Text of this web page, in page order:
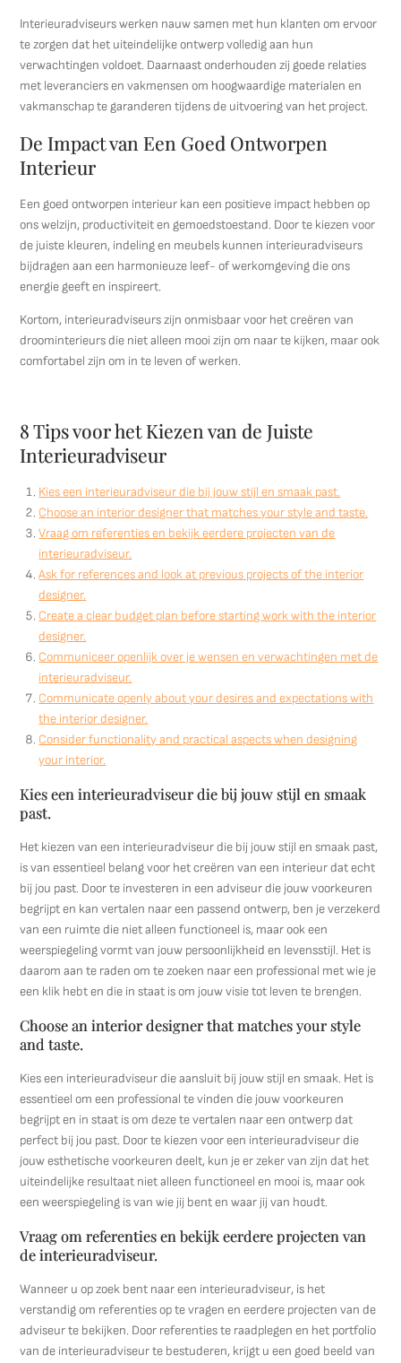
Interieuradviseurs werken nauw samen met hun klanten om ervoor
te zorgen dat het uiteindelijke ontwerp volledig aan hun
verwachtingen voldoet. Daarnaast onderhouden zij goede relaties
met leveranciers en vakmensen om hoogwaardige materialen en
vakmanschap te garanderen tijdens de uitvoering van het project.
De Impact van Een Goed Ontworpen
Interieur
Een goed ontworpen interieur kan een positieve impact hebben op
ons welzijn, productiviteit en gemoedstoestand. Door te kiezen voor
de juiste kleuren, indeling en meubels kunnen interieuradviseurs
bijdragen aan een harmonieuze leef- of werkomgeving die ons
energie geeft en inspireert.
Kortom, interieuradviseurs zijn onmisbaar voor het creëren van
droominterieurs die niet alleen mooi zijn om naar te kijken, maar ook
comfortabel zijn om in te leven of werken.
8 Tips voor het Kiezen van de Juiste
Interieuradviseur
Kies een interieuradviseur die bij jouw stijl en smaak past.
Choose an interior designer that matches your style and taste.
Vraag om referenties en bekijk eerdere projecten van de
interieuradviseur.
Ask for references and look at previous projects of the interior
designer.
Create a clear budget plan before starting work with the interior
designer.
Communiceer openlijk over je wensen en verwachtingen met de
interieuradviseur.
Communicate openly about your desires and expectations with
the interior designer.
Consider functionality and practical aspects when designing
your interior.
Kies een interieuradviseur die bij jouw stijl en smaak
past.
Het kiezen van een interieuradviseur die bij jouw stijl en smaak past,
is van essentieel belang voor het creëren van een interieur dat echt
bij jou past. Door te investeren in een adviseur die jouw voorkeuren
begrijpt en kan vertalen naar een passend ontwerp, ben je verzekerd
van een ruimte die niet alleen functioneel is, maar ook een
weerspiegeling vormt van jouw persoonlijkheid en levensstijl. Het is
daarom aan te raden om te zoeken naar een professional met wie je
een klik hebt en die in staat is om jouw visie tot leven te brengen.
Choose an interior designer that matches your style
and taste.
Kies een interieuradviseur die aansluit bij jouw stijl en smaak. Het is
essentieel om een professional te vinden die jouw voorkeuren
begrijpt en in staat is om deze te vertalen naar een ontwerp dat
perfect bij jou past. Door te kiezen voor een interieuradviseur die
jouw esthetische voorkeuren deelt, kun je er zeker van zijn dat het
uiteindelijke resultaat niet alleen functioneel en mooi is, maar ook
een weerspiegeling is van wie jij bent en waar jij van houdt.
Vraag om referenties en bekijk eerdere projecten van
de interieuradviseur.
Wanneer u op zoek bent naar een interieuradviseur, is het
verstandig om referenties op te vragen en eerdere projecten van de
adviseur te bekijken. Door referenties te raadplegen en het portfolio
van de interieuradviseur te bestuderen, krijgt u een goed beeld van